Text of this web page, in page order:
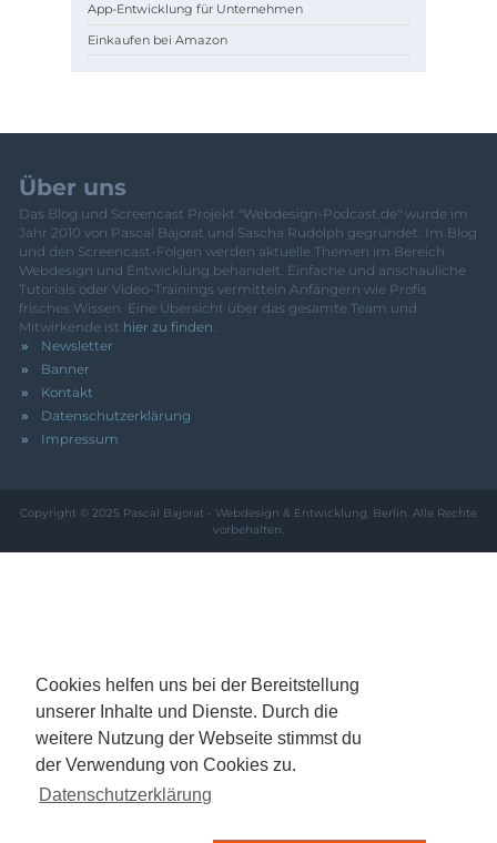
Cookies helfen uns bei der Bereitstellung
unserer Inhalte und Dienste. Durch die
weitere Nutzung der Webseite stimmst du
der Verwendung von Cookies zu.
Datenschutzerklärung
App-Entwicklung für Unternehmen
Einkaufen bei Amazon
Über uns
Das Blog und Screencast Projekt "Webdesign-Podcast.de" wurde im
Jahr 2010 von Pascal Bajorat und Sascha Rudolph gegründet. Im Blog
und den Screencast-Folgen werden aktuelle Themen im Bereich
Webdesign und Entwicklung behandelt. Einfache und anschauliche
Tutorials oder Video-Trainings vermitteln Anfängern wie Profis
frisches Wissen. Eine Übersicht über das gesamte Team und
Mitwirkende ist hier zu finden.
Newsletter
Banner
Kontakt
Datenschutzerklärung
Impressum
Copyright © 2025 Pascal Bajorat - Webdesign & Entwicklung, Berlin. Alle Rechte
vorbehalten.